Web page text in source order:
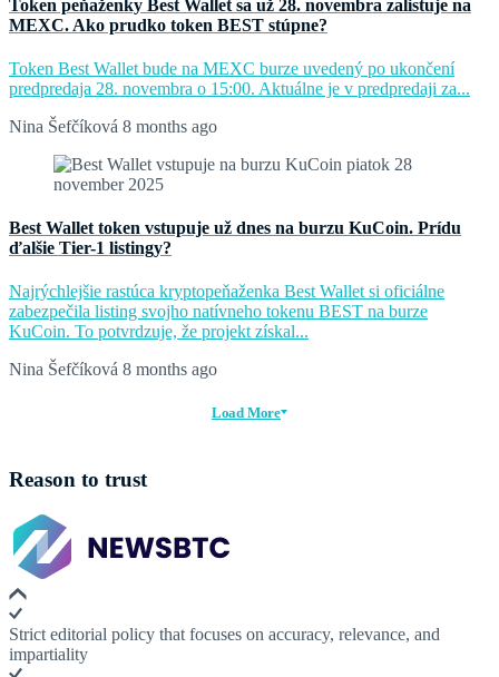
Token peňaženky Best Wallet sa už 28. novembra zalistuje na
MEXC. Ako prudko token BEST stúpne?
Token Best Wallet bude na MEXC burze uvedený po ukončení
predpredaja 28. novembra o 15:00. Aktuálne je v predpredaji za...
Nina Šefčíková 8 months ago
Best Wallet token vstupuje už dnes na burzu KuCoin. Prídu
ďalšie Tier-1 listingy?
Najrýchlejšie rastúca kryptopeňaženka Best Wallet si oficiálne
zabezpečila listing svojho natívneho tokenu BEST na burze
KuCoin. To potvrdzuje, že projekt získal...
Nina Šefčíková 8 months ago
Load More
Reason to trust
Strict editorial policy that focuses on accuracy, relevance, and
impartiality